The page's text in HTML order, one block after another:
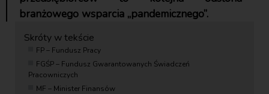
branżowego wsparcia „pandemicznego”.
FP – Fundusz Pracy
FGŚP – Fundusz Gwarantowanych Świadczeń
Pracowniczych
MF – Minister Finansów